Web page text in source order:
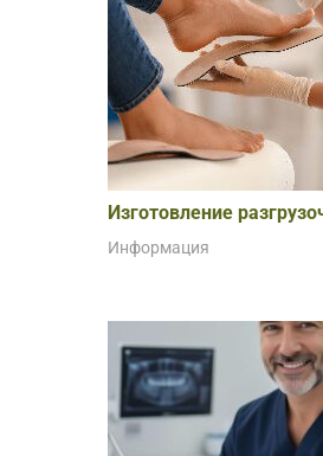
Изготовление
Информация